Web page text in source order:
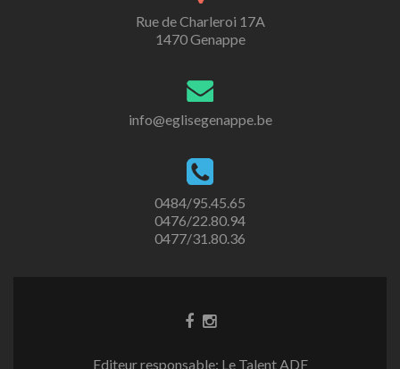
Rue de Charleroi 17A
1470 Genappe
info@eglisegenappe.be
0484/95.45.65
0476/22.80.94
0477/31.80.36
Editeur responsable: Le Talent ADF